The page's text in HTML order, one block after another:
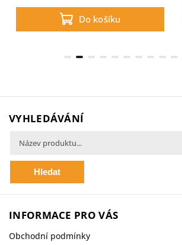
Do košíku
VYHLEDÁVÁNÍ
Hledat
INFORMACE PRO VÁS
Obchodní podmínky